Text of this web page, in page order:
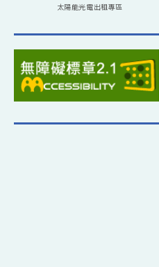
太陽能光電出租專區